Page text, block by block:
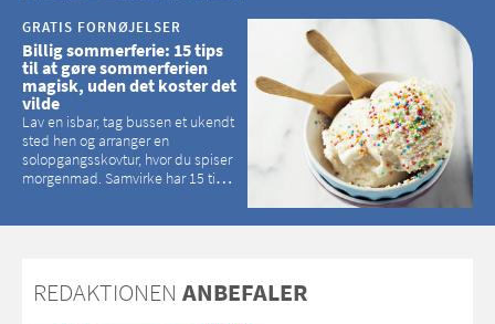
GRATIS FORNØJELSER
Billig sommerferie: 15 tips
til at gøre sommerferien
magisk, uden det koster det
vilde
Lav en isbar, tag bussen et ukendt
sted hen og arranger en
solopgangsskovtur, hvor du spiser
morgenmad. Samvirke har 15 tips
REDAKTIONEN ANBEFALER